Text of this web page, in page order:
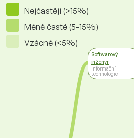
Nejčastěji (>15%)
Méně časté (5-15%)
Vzácné (<5%)
Softwarový
inženýr
Informační
technologie